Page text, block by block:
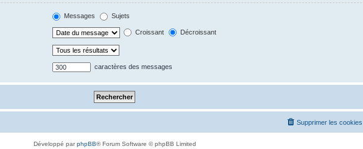
Messages Sujets
Croissant Décroissant
caractères des messages
Supprimer les cookies
Développé parphpBB® Forum Software © phpBB Limited